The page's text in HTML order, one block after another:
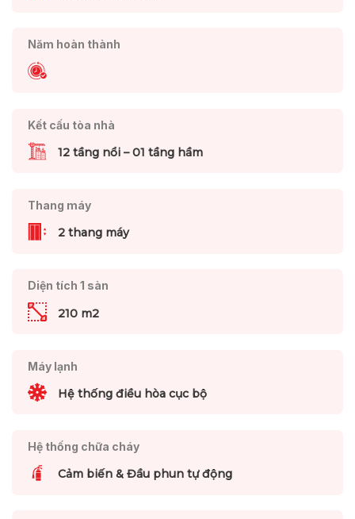
Năm hoàn thành
Kết cấu tòa nhà
12 tầng nổi – 01 tầng hầm
Thang máy
2 thang máy
Diện tích 1 sàn
210 m2
Máy lạnh
Hệ thống điều hòa cục bộ
Hệ thống chữa cháy
Cảm biến & Đầu phun tự động